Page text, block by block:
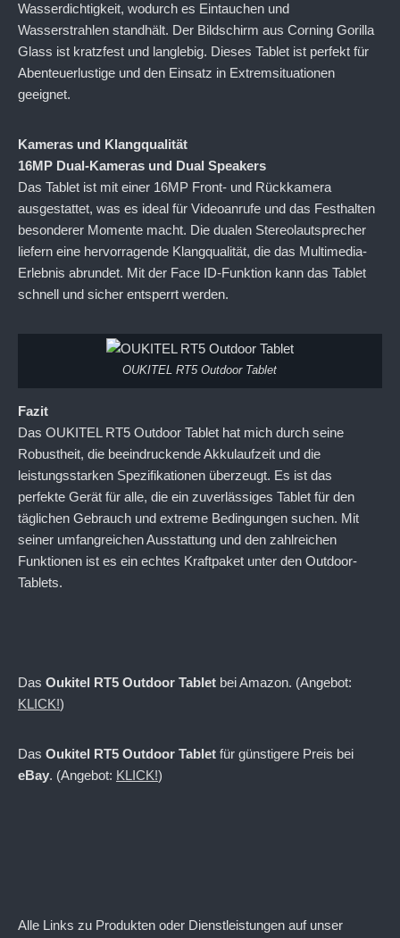
Wasserdichtigkeit, wodurch es Eintauchen und
Wasserstrahlen standhält. Der Bildschirm aus Corning Gorilla
Glass ist kratzfest und langlebig. Dieses Tablet ist perfekt für
Abenteuerlustige und den Einsatz in Extremsituationen
geeignet.
Kameras und Klangqualität
16MP Dual-Kameras und Dual Speakers
Das Tablet ist mit einer 16MP Front- und Rückkamera
ausgestattet, was es ideal für Videoanrufe und das Festhalten
besonderer Momente macht. Die dualen Stereolautsprecher
liefern eine hervorragende Klangqualität, die das Multimedia-
Erlebnis abrundet. Mit der Face ID-Funktion kann das Tablet
schnell und sicher entsperrt werden.
OUKITEL RT5 Outdoor Tablet
Fazit
Das OUKITEL RT5 Outdoor Tablet hat mich durch seine
Robustheit, die beeindruckende Akkulaufzeit und die
leistungsstarken Spezifikationen überzeugt. Es ist das
perfekte Gerät für alle, die ein zuverlässiges Tablet für den
täglichen Gebrauch und extreme Bedingungen suchen. Mit
seiner umfangreichen Ausstattung und den zahlreichen
Funktionen ist es ein echtes Kraftpaket unter den Outdoor-
Tablets.
Das Oukitel RT5 Outdoor Tablet bei Amazon. (Angebot:
KLICK!)
Das Oukitel RT5 Outdoor Tablet für günstigere Preis bei
eBay. (Angebot: KLICK!)
Alle Links zu Produkten oder Dienstleistungen auf unser